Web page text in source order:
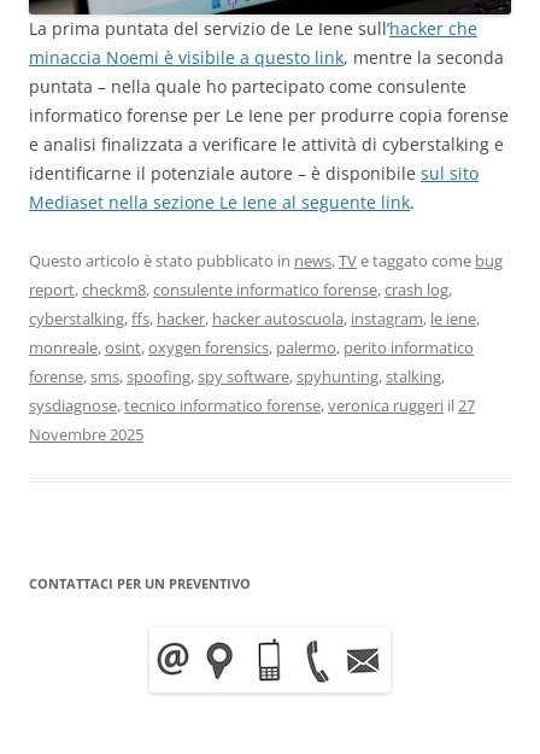
La prima puntata del servizio de Le Iene sull’hacker che
minaccia Noemi è visibile a questo link, mentre la seconda
puntata – nella quale ho partecipato come consulente
informatico forense per Le Iene per produrre copia forense
e analisi finalizzata a verificare le attività di cyberstalking e
identificarne il potenziale autore – è disponibile sul sito
Mediaset nella sezione Le Iene al seguente link.
Questo articolo è stato pubblicato in news,TVe taggato come bug
report,checkm8,consulente informatico forense,crash log,
cyberstalking,ffs, hacker, hacker autoscuola, instagram, le iene,
monreale,osint,oxygen forensics, palermo, perito informatico
forense,sms,spoofing,spy software,spyhunting,stalking,
sysdiagnose,tecnico informatico forense,veronica ruggeri il27
Novembre 2025
CONTATTACI PER UN PREVENTIVO